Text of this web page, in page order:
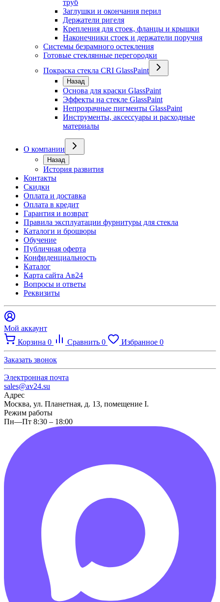
труб
Заглушки и окончания перил
Держатели ригеля
Крепления для стоек, фланцы и крышки
Наконечники стоек и держатели поручня
Системы безрамного остекления
Готовые стеклянные перегородки
Покраска стекла CRI GlassPaint
Назад
Основа для краски GlassPaint
Эффекты на стекле GlassPaint
Непрозрачные пигменты GlassPaint
Инструменты, аксессуары и расходные
материалы
О компании
Назад
История развития
Контакты
Скидки
Оплата и доставка
Оплата в кредит
Гарантия и возврат
Правила эксплуатации фурнитуры для стекла
Каталоги и брошюры
Обучение
Публичная оферта
Конфиденциальность
Каталог
Карта сайта Ав24
Вопросы и ответы
Реквизиты
Мой аккаунт
Корзина 0 Сравнить 0 Избранное 0
Заказать звонок
Электронная почта
sales@av24.su
Адрес
Москва, ул. Планетная, д. 13, помещение I.
Режим работы
Пн—Пт 8:30 – 18:00